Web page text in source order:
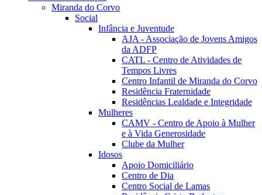
Miranda do Corvo
Social
Infância e Juventude
AJA - Associação de Jovens Amigos
da ADFP
CATL - Centro de Atividades de
Tempos Livres
Centro Infantil de Miranda do Corvo
Residência Fraternidade
Residências Lealdade e Integridade
Mulheres
CAMV - Centro de Apoio à Mulher
e à Vida Generosidade
Clube da Mulher
Idosos
Apoio Domiciliário
Centro de Dia
Centro Social de Lamas